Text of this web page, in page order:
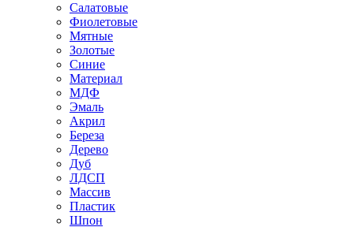
Салатовые
Фиолетовые
Мятные
Золотые
Синие
Материал
МДФ
Эмаль
Акрил
Береза
Дерево
Дуб
ЛДСП
Массив
Пластик
Шпон